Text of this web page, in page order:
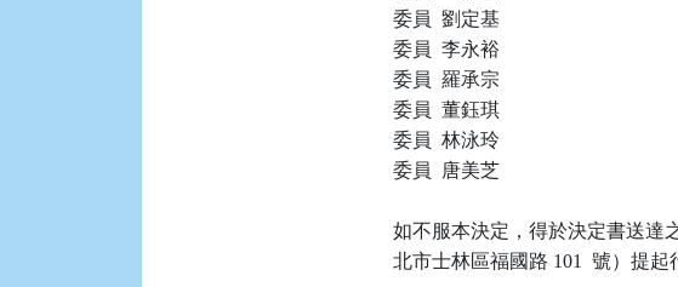
委員  劉定基
委員  李永裕
委員  羅承宗
委員  董鈺琪
委員  林泳玲
委員  唐美芝
如不服本決定，得於決定書送達
北市士林區福國路 101  號）提起